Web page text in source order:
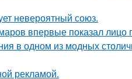
невероятный союз.
впервые показал лицо
в одном из модных
рекламой.